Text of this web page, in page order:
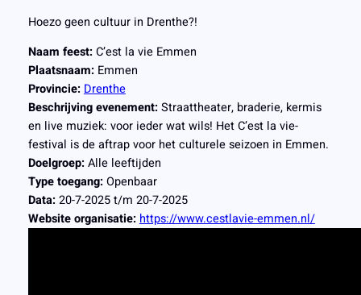
Hoezo geen cultuur in Drenthe?!
Naam feest: C’est la vie Emmen
Plaatsnaam: Emmen
Provincie: Drenthe
Beschrijving evenement: Straattheater, braderie, kermis
en live muziek: voor ieder wat wils! Het C’est la vie-
festival is de aftrap voor het culturele seizoen in Emmen.
Doelgroep: Alle leeftijden
Type toegang: Openbaar
Data: 20-7-2025 t/m 20-7-2025
Website organisatie: https://www.cestlavie-emmen.nl/